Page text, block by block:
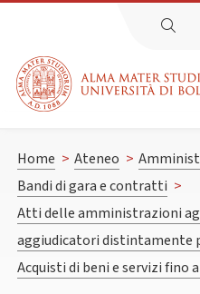
Home > Ateneo >
Bandi di gara e contratti >
Atti delle amministrazioni
aggiudicatori distintamente
Acquisti di beni e servizi fino